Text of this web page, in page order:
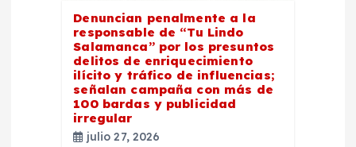
Denuncian penalmente a la
responsable de “Tu Lindo
Salamanca” por los presuntos
delitos de enriquecimiento
ilícito y tráfico de influencias;
señalan campaña con más de
100 bardas y publicidad
irregular
julio 27, 2026